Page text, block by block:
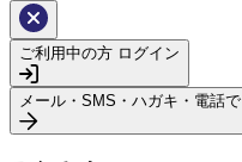
ご利用中の方 ログイン
メール・SMS・ハガキ・電話で